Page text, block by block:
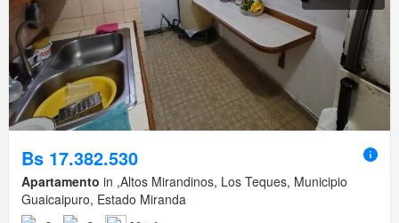
Bs 17.382.530
Apartamento in ,Altos Mirandinos, Los Teques, Municipio
Guaicaipuro, Estado Miranda